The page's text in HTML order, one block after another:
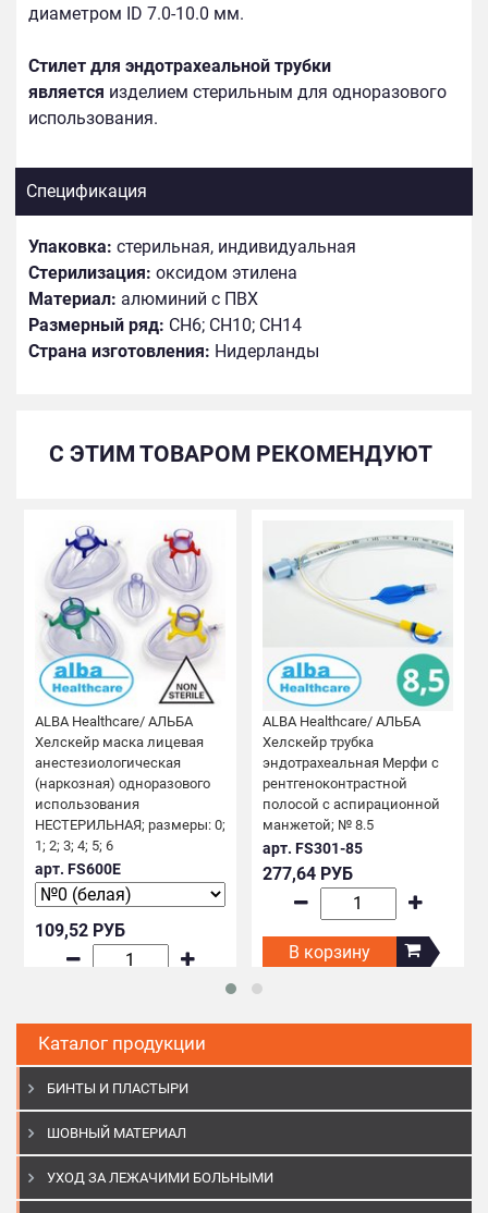
Каталог продукции
БИНТЫ И ПЛАСТЫРИ
ШОВНЫЙ МАТЕРИАЛ
УХОД ЗА ЛЕЖАЧИМИ БОЛЬНЫМИ
диаметром ID 7.0-10.0 мм.
Стилет для эндотрахеальной трубки
является изделием стерильным для одноразового
использования.
Спецификация
Упаковка: стерильная, индивидуальная
Стерилизация: оксидом этилена
Материал: алюминий с ПВХ
Размерный ряд: СH6; CH10; CH14
Страна изготовления: Нидерланды
С ЭТИМ ТОВАРОМ РЕКОМЕНДУЮТ
ALBA Healthcare/ АЛЬБА
Хелскейр маска лицевая
анестезиологическая
(наркозная) одноразового
использования
НЕСТЕРИЛЬНАЯ; размеры: 0;
1; 2; 3; 4; 5; 6
арт. FS600E
109,52 РУБ
ALBA Healthcare/ АЛЬБА
Хелскейр трубка
эндотрахеальная Мерфи с
рентгеноконтрастной
полосой с аспирационной
манжетой; № 8.5
арт. FS301-85
277,64 РУБ
В корзину